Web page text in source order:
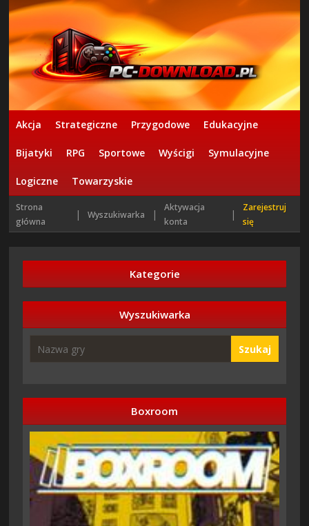
Akcja Strategiczne Przygodowe Edukacyjne
Bijatyki RPG Sportowe Wyścigi Symulacyjne
Logiczne Towarzyskie
Strona
główna
| Wyszukiwarka |
Aktywacja
konta
|
Zarejestruj
się
Kategorie
Wyszukiwarka
Szukaj
Boxroom